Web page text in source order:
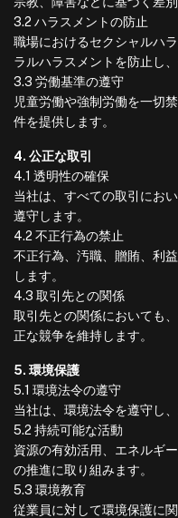
3.2 ハラスメントの防止
職場におけるセクシャルハ
ラルハラスメントを防止し
3.3 労働基準の遵守
児童労働や強制労働を一切
件を提供します。
4. 公正な取引
4.1 透明性の確保
当社は、すべての取引にお
遵守します。
4.2 不正行為の禁止
不正行為、汚職、贈賄、利
します。
4.3 取引先との関係
取引先との関係においても
正な競争を維持します。
5. 環境保護
5.1 環境法令の遵守
当社は、環境法令を遵守し
5.2 持続可能な活動
資源の有効活用、エネルギ
の推進に取り組みます。
5.3 環境教育
従業員に対して環境保護に